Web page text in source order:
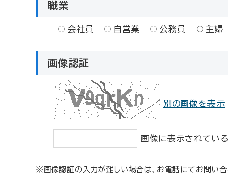
職業
会社員 自営業 公務員 主婦
画像認証
別の画像を表示
画像に表示されてい
※画像認証の入力が難しい場合は、お電話にてお問い合